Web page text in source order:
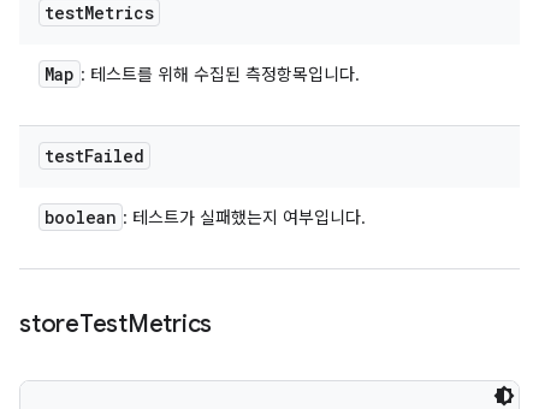
testMetrics
Map : 테스트를 위해 수집된 측정항목입니다.
testFailed
boolean : 테스트가 실패했는지 여부입니다.
storeTestMetrics